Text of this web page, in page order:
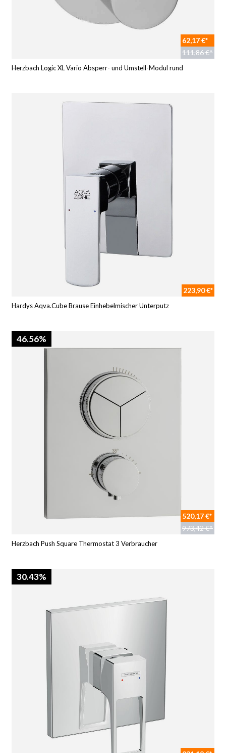
62,17 €*
111,86 €*
Herzbach Logic XL Vario Absperr- und Umstell-Modul rund
223,90 €*
Hardys Aqva.Cube Brause Einhebelmischer Unterputz
46.56%
520,17 €*
973,42 €*
Herzbach Push Square Thermostat 3 Verbraucher
30.43%